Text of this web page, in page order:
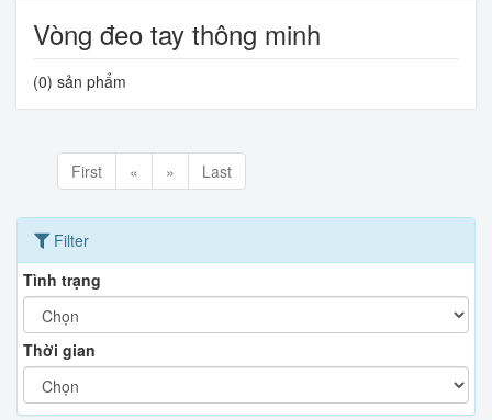
Vòng đeo tay thông minh
(0) sản phẩm
First « » Last
Filter
Tình trạng
Thời gian